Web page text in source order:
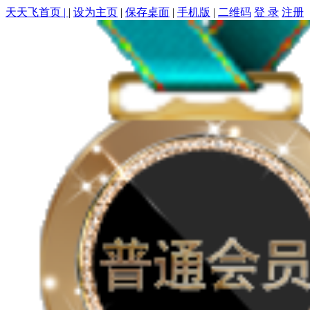
天天飞首页 | | 设为主页 | 保存桌面 | 手机版 | 二维码 登 录 注册